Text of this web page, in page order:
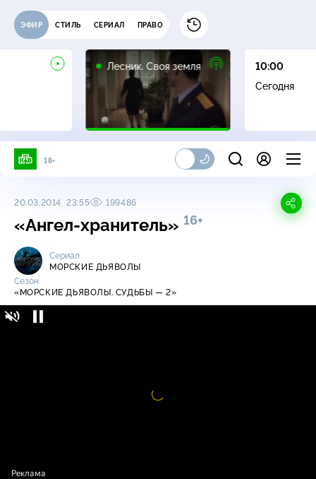
ЭФИР СТИЛЬ СЕРИАЛ ПРАВО
Лесник. Своя земля
16+
10:00
Сегодня
18+
20.03.2014, 23:55 199486
«Ангел-хранитель» 16+
Сериал
МОРСКИЕ ДЬЯВОЛЫ
Сезон
«МОРСКИЕ ДЬЯВОЛЫ. СУДЬБЫ — 2»
Видео
проигрыватель